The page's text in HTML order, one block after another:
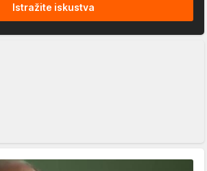
Istražite iskustva